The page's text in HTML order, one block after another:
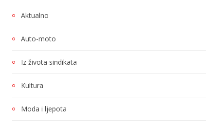
Aktualno
Auto-moto
Iz života sindikata
Kultura
Moda i ljepota